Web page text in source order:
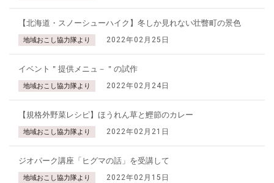
【北海道・スノーシューハイク】冬しか見れない壮瞥町の景色
地域おこし協力隊より 2022年02月25日
イベント＂提供メニュ－＂の試作
地域おこし協力隊より 2022年02月24日
【規格外野菜レシピ】ほうれん草と鰹節のカレー
地域おこし協力隊より 2022年02月21日
ジオパーク講座「ヒグマの話」を受講して
地域おこし協力隊より 2022年02月15日